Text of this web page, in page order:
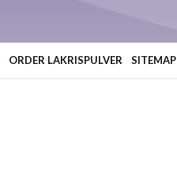
ORDER LAKRISPULVER SITEMAP